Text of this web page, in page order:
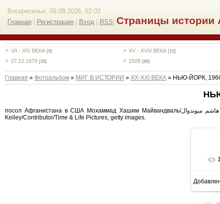
Воскресенье, 09.08.2026, 02:02
Главная
Регистрация Вход RSS Страницы истории
VII - XIV ВЕКА [9] XV - XVIII ВЕКА [10]
27.12.1979 [30] 1928 [88]
Главная » Фотоальбом» МИГ В ИСТОРИИ » ХХ-XXI ВЕКА» НЬЮ-ЙОРК,
посол Афганистана в США Мохаммад Хашим Майвандваль/محمد هاشم میوندوال‎; и президент СФРЮ маршал Йосип Броз Тито, Нью-Йорк, 1960, фото: Robert W.
Kelley/Contributor/Time & Life Pictures, getty images.